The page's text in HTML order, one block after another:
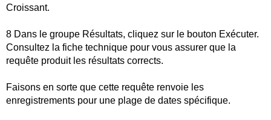
Croissant.
8 Dans le groupe Résultats, cliquez sur le bouton Exécuter.
Consultez la fiche technique pour vous assurer que l a
requête produit les résultats corrects.
Faisons en sorte que cette requête renvoie les
enregistrements pour une plage de dates spécifique.